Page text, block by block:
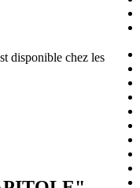
disponible chez les